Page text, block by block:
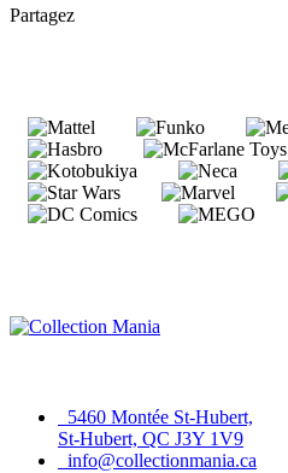
Partagez
5460 Montée St-Hubert,
St-Hubert, QC J3Y 1V9
info@collectionmania.ca